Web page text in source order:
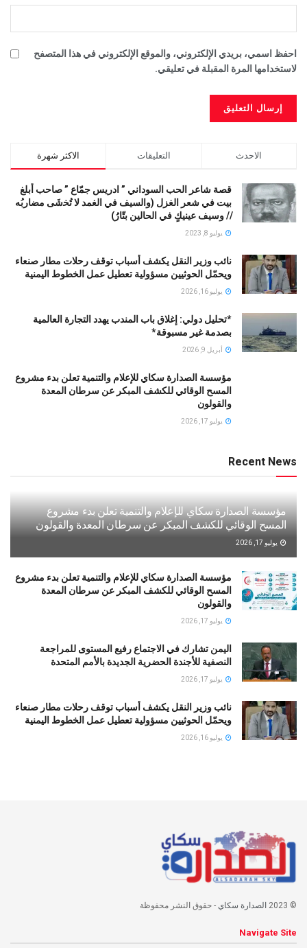
احفظ اسمي، بريدي الإلكتروني، والموقع الإلكتروني في هذا المتصفح
لاستخدامها المرة المقبلة في تعليقي.
الاكثر شهرة التعليقات الاحدث
قصة شاعر الحب السوداني ” ادريس جمّاع ” صاحب أبلغ
بيت في شعر الغزل (وﺍﻟﺴﻴﻒ ﻓﻲ الغمد ﻻ ﺗُﺨشَى مضاربُه
// ﻭﺳﻴﻒ ﻋﻴﻨﻴﻚٍ ﻓﻲ ﺍﻟﺤﺎﻟﻴﻦ ﺑﺘّﺎﺭُ)
يوليو 8, 2023
نائب وزير النقل يكشف أسباب توقف رحلات مطار صنعاء
ويحمّل الحوثيين مسؤولية تعطيل عمل الخطوط اليمنية
يوليو 16, 2026
*تحليل دولي: إغلاق باب المندب يهدد التجارة العالمية
بصدمة غير مسبوقة*
أبريل 9, 2026
مؤسسة الصدارة سكاي للإعلام والتنمية تعلن بدء مشروع
المسح الوقائي للكشف المبكر عن سرطان المعدة
والقولون
يوليو 17, 2026
Recent News
مؤسسة الصدارة سكاي للإعلام والتنمية تعلن بدء مشروع
المسح الوقائي للكشف المبكر عن سرطان المعدة والقولون
يوليو 17, 2026
مؤسسة الصدارة سكاي للإعلام والتنمية تعلن بدء مشروع
المسح الوقائي للكشف المبكر عن سرطان المعدة
والقولون
يوليو 17, 2026
اليمن تشارك في الاجتماع رفيع المستوى للمراجعة
النصفية للأجندة الحضرية الجديدة بالأمم المتحدة
يوليو 17, 2026
نائب وزير النقل يكشف أسباب توقف رحلات مطار صنعاء
ويحمّل الحوثيين مسؤولية تعطيل عمل الخطوط اليمنية
يوليو 16, 2026
© 2023 الصدارة سكاي- حقوق النشر محفوظة
Navigate Site